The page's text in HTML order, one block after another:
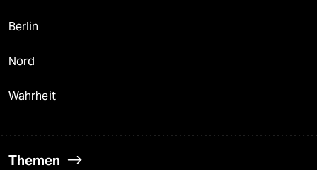
Berlin
Nord
Wahrheit
Themen